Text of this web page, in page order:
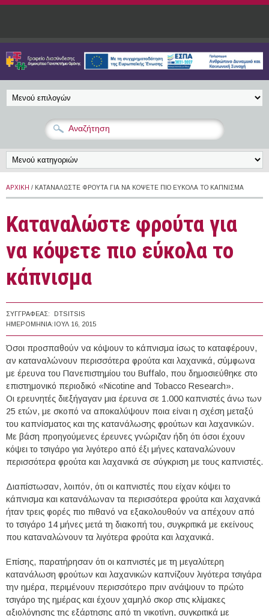
Παράκαμψη προς το κυρίως περιεχόμενο
ΑΡΧΙΚΉ / ΚΑΤΑΝΑΛΏΣΤΕ ΦΡΟΎΤΑ ΓΙΑ ΝΑ ΚΌΨΕΤΕ ΠΙΟ ΕΎΚΟΛΑ ΤΟ ΚΆΠΝΙΣΜΑ
Καταναλώστε φρούτα για
να κόψετε πιο εύκολα το
κάπνισμα
ΣΥΓΓΡΑΦΈΑΣ:
DTSITSIS
ΗΜΕΡΟΜΗΝΊΑ: ΙΟΥΛ 16, 2015
Όσοι προσπαθούν να κόψουν το κάπνισμα ίσως το καταφέρουν,
αν καταναλώνουν περισσότερα φρούτα και λαχανικά, σύμφωνα
με έρευνα του Πανεπιστημίου του Buffalo, που δημοσιεύθηκε στο
επιστημονικό περιοδικό «Nicotine and Tobacco Research».
Οι ερευνητές διεξήγαγαν μια έρευνα σε 1.000 καπνιστές άνω των
25 ετών, με σκοπό να αποκαλύψουν ποια είναι η σχέση μεταξύ
του καπνίσματος και της κατανάλωσης φρούτων και λαχανικών.
Με βάση προηγούμενες έρευνες γνώριζαν ήδη ότι όσοι έχουν
κόψει το τσιγάρο για λιγότερο από έξι μήνες καταναλώνουν
περισσότερα φρούτα και λαχανικά σε σύγκριση με τους καπνιστές.
Διαπίστωσαν, λοιπόν, ότι οι καπνιστές που είχαν κόψει το
κάπνισμα και κατανάλωναν τα περισσότερα φρούτα και λαχανικά
ήταν τρεις φορές πιο πιθανό να εξακολουθούν να απέχουν από
το τσιγάρο 14 μήνες μετά τη διακοπή του, συγκριτικά με εκείνους
που καταναλώνουν τα λιγότερα φρούτα και λαχανικά.
Επίσης, παρατήρησαν ότι οι καπνιστές με τη μεγαλύτερη
κατανάλωση φρούτων και λαχανικών καπνίζουν λιγότερα τσιγάρα
την ημέρα, περιμένουν περισσότερο πριν ανάψουν το πρώτο
τσιγάρο της ημέρας και έχουν χαμηλό σκορ στις κλίμακες
αξιολόγησης της εξάρτησης από τη νικοτίνη, συγκριτικά με